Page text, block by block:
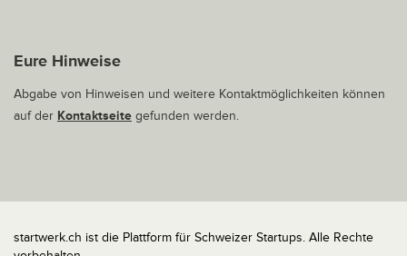
Eure Hinweise
Abgabe von Hinweisen und weitere Kontaktmöglichkeiten können
auf der Kontaktseite gefunden werden.
startwerk.ch ist die Plattform für Schweizer Startups. Alle Rechte